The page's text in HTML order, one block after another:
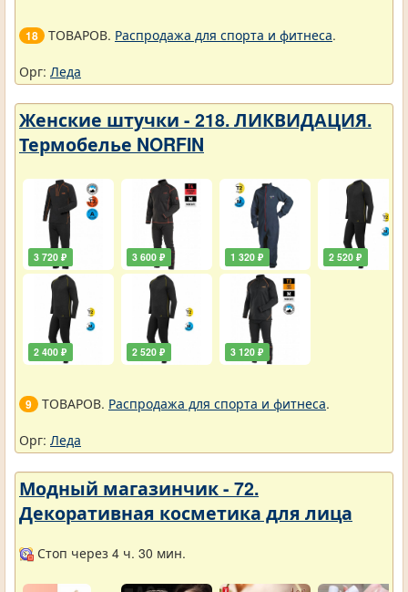
18 ТОВАРОВ. Распродажа для спорта и фитнеса.
Орг: Леда
Женские штучки - 218. ЛИКВИДАЦИЯ.
Термобелье NORFIN
3 720 ₽
2 400 ₽
3 600 ₽
2 520 ₽
1 320 ₽
3 120 ₽
2 520 ₽
9 ТОВАРОВ. Распродажа для спорта и фитнеса.
Орг: Леда
Модный магазинчик - 72.
Декоративная косметика для лица
Стоп через 4 ч. 30 мин.